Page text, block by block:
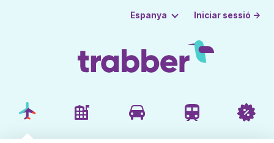
Espanya Iniciar sessió →